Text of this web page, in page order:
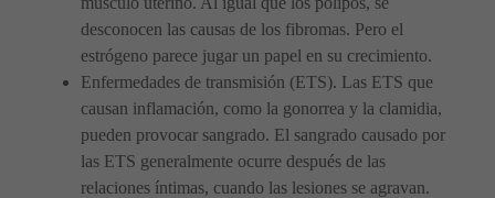
desconocen las causas de los fibromas. Pero el
estrógeno parece jugar un papel en su crecimiento.
Enfermedades de transmisión (ETS). Las ETS que
causan inflamación, como la gonorrea y la clamidia,
pueden provocar sangrado. El sangrado causado por
las ETS generalmente ocurre después de las
relaciones íntimas, cuando las lesiones se agravan.